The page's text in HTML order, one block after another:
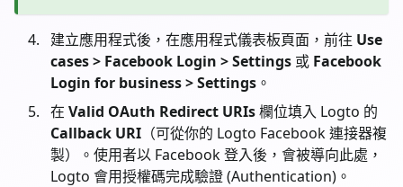
建立應用程式後，在應用程式儀表板頁面，前往 Use
cases > Facebook Login > Settings 或 Facebook
Login for business > Settings 。
在 Valid OAuth Redirect URIs欄位填入 Logto 的
Callback URI （可從你的 Logto Facebook 連接器複
製）。使用者以 Facebook 登入後，會被導向此處，
Logto 會用授權碼完成驗證 (Authentication)。